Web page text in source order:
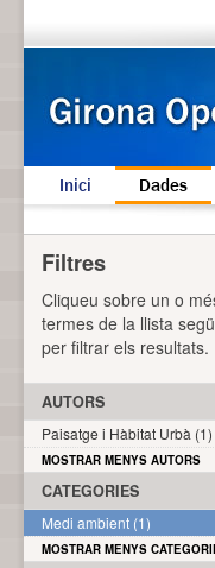
Inici Dades
Filtres
Cliqueu sobre un o
termes de la llista
per filtrar els resultats.
AUTORS
Paisatge i Hàbitat Urbà (1)
MOSTRAR MENYS AUTORS
CATEGORIES
Medi ambient (1)
MOSTRAR MENYS